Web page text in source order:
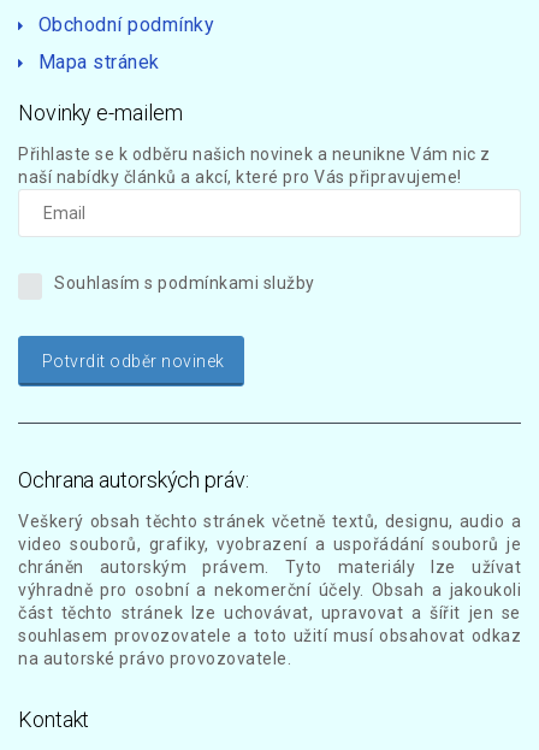
Obchodní podmínky
Mapa stránek
Novinky e-mailem
Přihlaste se k odběru našich novinek a neunikne Vám nic z
naší nabídky článků a akcí, které pro Vás připravujeme!
Souhlasím s podmínkami služby
Potvrdit odběr novinek
Ochrana autorských práv:
Veškerý obsah těchto stránek včetně textů, designu, audio a
video souborů, grafiky, vyobrazení a uspořádání souborů je
chráněn autorským právem. Tyto materiály lze užívat
výhradně pro osobní a nekomerční účely. Obsah a jakoukoli
část těchto stránek lze uchovávat, upravovat a šířit jen se
souhlasem provozovatele a toto užití musí obsahovat odkaz
na autorské právo provozovatele.
Kontakt